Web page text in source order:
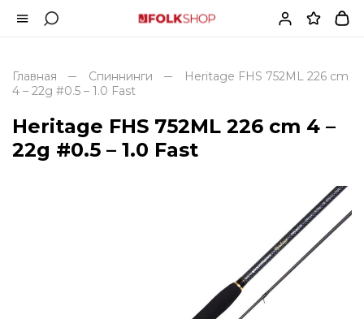
Главная Спиннинги
Heritage FHS 752ML 226 cm
4 – 22g #0.5 – 1.0 Fast
Heritage FHS 752ML 226 cm 4 –
22g #0.5 – 1.0 Fast